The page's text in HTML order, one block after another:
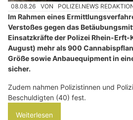
08.08.26 VON POLIZEI.NEWS
Im Rahmen eines
Verstoßes gegen das
Einsatzkräfte der Polizei Rhein-Erft-
August) mehr als 900
Größe sowie Anbauequipment in
sicher.
Zudem nahmen Polizistinnen und
Beschuldigten (40) fest.
Weiterlesen